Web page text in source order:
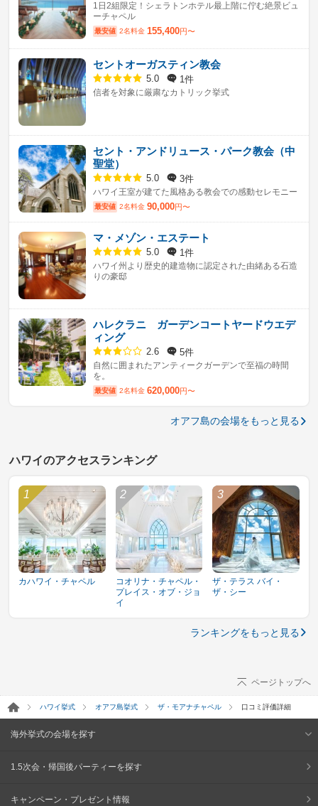
1日2組限定！シェラトンホテル最上階に佇む絶景ビュ
ーチャペル
最安値 2名料金 155,400円〜
セントオーガスティン教会
5.0 1件
信者を対象に厳粛なカトリック挙式
セント・アンドリュース・パーク教会（中
聖堂）
5.0 3件
ハワイ王室が建てた風格ある教会での感動セレモニー
最安値 2名料金 90,000円〜
マ・メゾン・エステート
5.0 1件
ハワイ州より歴史的建造物に認定された由緒ある石造
りの豪邸
ハレクラニ ガーデンコートヤードウエデ
ィング
2.6 5件
自然に囲まれたアンティークガーデンで至福の時間
を。
最安値 2名料金 620,000円〜
オアフ島の会場をもっと見る
ハワイのアクセスランキング
カハワイ・チャペル
コオリナ・チャペル・
プレイス・オブ・ジョ
イ
ザ・テラス バイ・
ザ・シー
ランキングをもっと見る
ページトップへ
ハワイ挙式 オアフ島挙式 ザ・モアナチャペル 口コミ評価詳細
海外挙式の会場を探す
1.5次会・帰国後パーティーを探す
キャンペーン・プレゼント情報